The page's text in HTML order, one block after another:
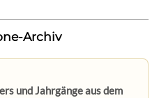
Archiv
und Jahrgänge aus dem